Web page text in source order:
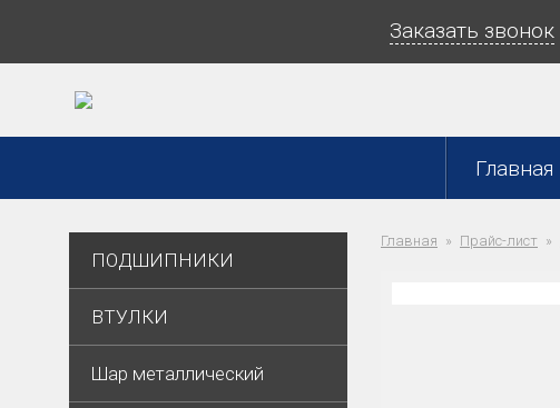
Заказать звонок
Главная
ПОДШИПНИКИ
ВТУЛКИ
Шар металлический
Главная Прайс-лист